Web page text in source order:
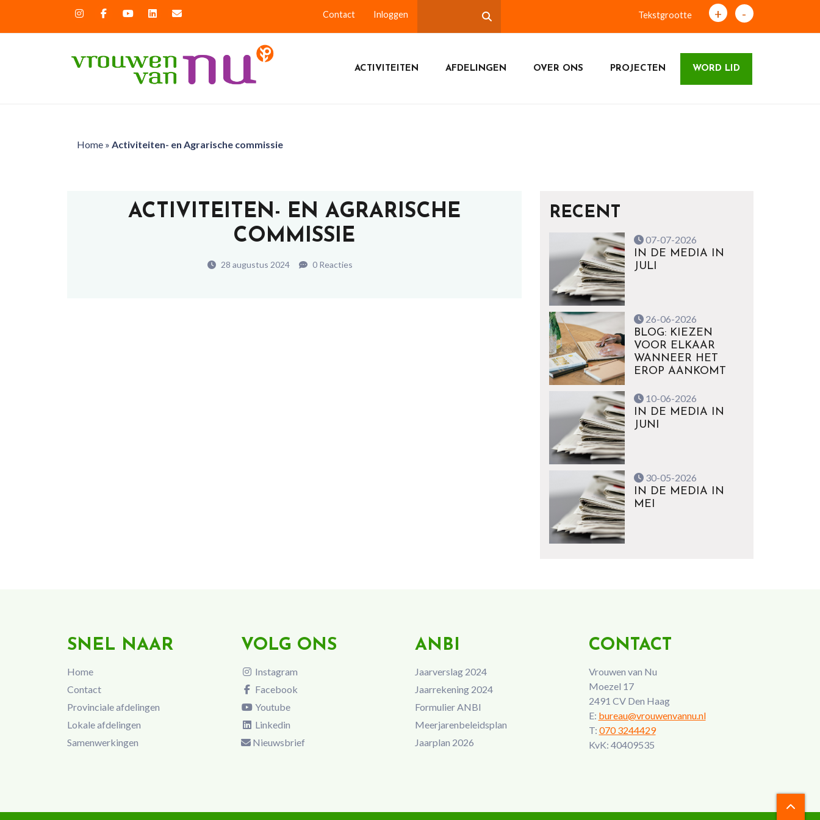
Contact Inloggen Tekstgrootte + -
ACTIVITEITEN AFDELINGEN OVER ONS PROJECTEN WORD LID
Home» Activiteiten- en Agrarische commissie
ACTIVITEITEN- EN AGRARISCHE
COMMISSIE
28 augustus 2024 0 Reacties
RECENT
07-07-2026
IN DE MEDIA IN
JULI
26-06-2026
BLOG: KIEZEN
VOOR ELKAAR
WANNEER HET
EROP AANKOMT
10-06-2026
IN DE MEDIA IN
JUNI
30-05-2026
IN DE MEDIA IN
MEI
SNEL NAAR
Home
Contact
Provinciale afdelingen
Lokale afdelingen
Samenwerkingen
VOLG ONS
Instagram
Facebook
Youtube
Linkedin
Nieuwsbrief
ANBI
Jaarverslag 2024
Jaarrekening 2024
Formulier ANBI
Meerjarenbeleidsplan
Jaarplan 2026
CONTACT
Vrouwen van Nu
Moezel 17
2491 CV Den Haag
E: bureau@vrouwenvannu.nl
T: 070 3244429
KvK: 40409535